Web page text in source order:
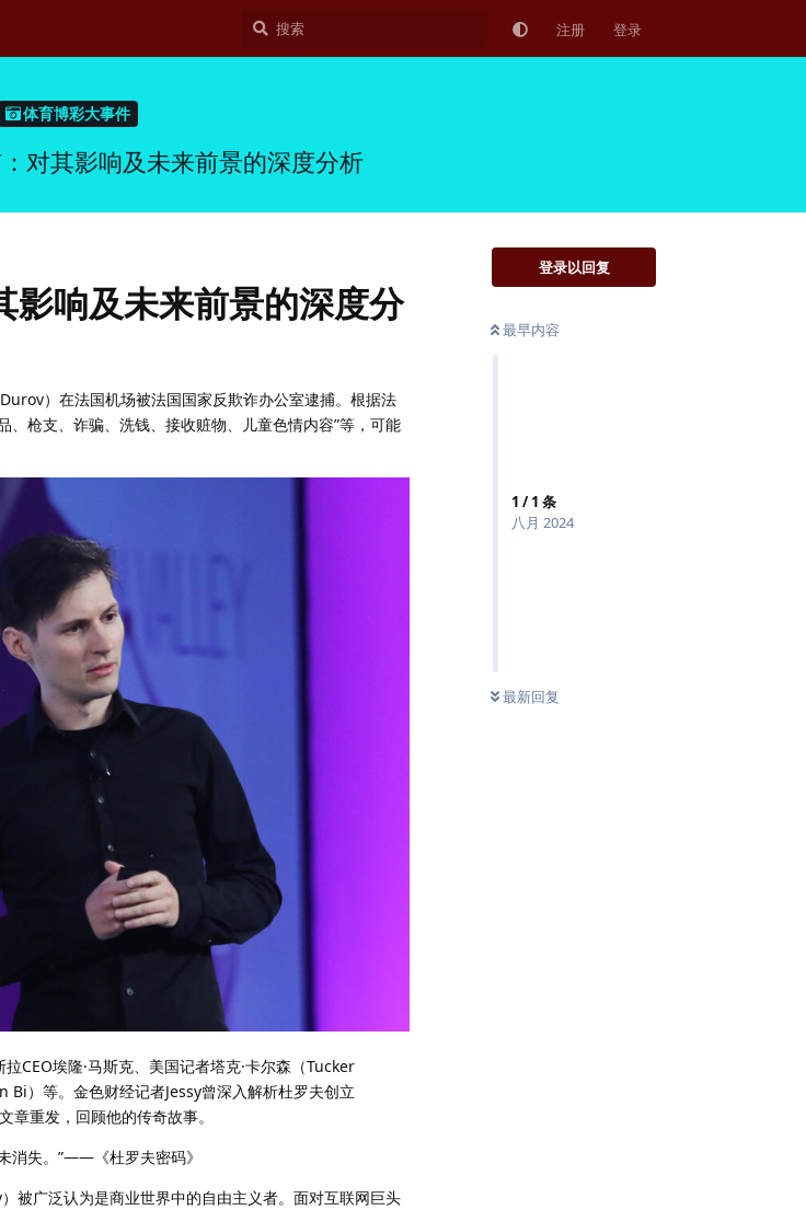
注册 登录
体育博彩大事件
对其影响及未来前景的深度分析
登录以回复
最早内容
1 /1 条
八月 2024
最新回复
响及未来前景的深度分
）在法国机场被法国国家反欺诈办公室逮捕。根据法
枪支、诈骗、洗钱、接收赃物、儿童色情内容”等，可能
CEO埃隆·马斯克、美国记者塔克·卡尔森（Tucker
）等。金色财经记者Jessy曾深入解析杜罗夫创立
重发，回顾他的传奇故事。
消失。”——《杜罗夫密码》
被广泛认为是商业世界中的自由主义者。面对互联网巨头